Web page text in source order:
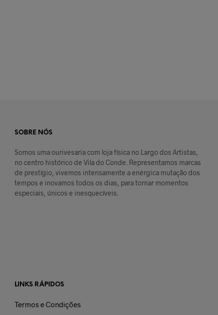
SOBRE NÓS
Somos uma ourivesaria com loja física no Largo dos Artistas,
no centro histórico de Vila do Conde. Representamos marcas
de prestígio, vivemos intensamente a enérgica mutação dos
tempos e inovamos todos os dias, para tornar momentos
especiais, únicos e inesquecíveis.
LINKS RÁPIDOS
Termos e Condições